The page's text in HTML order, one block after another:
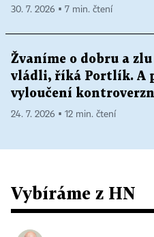
30. 7. 2026 ▪ 7 min. čtení
Žvaníme o dobru a
vládli, říká Portlík. A
vyloučení
24. 7. 2026 ▪ 12 min. čtení
Vybíráme z HN